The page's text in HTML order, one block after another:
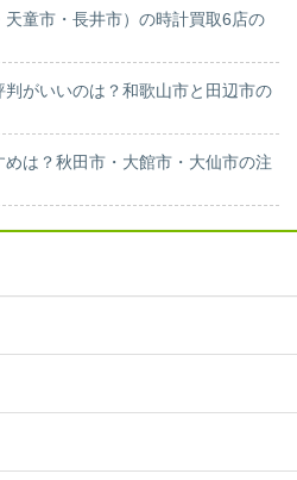
童市・長井市）の時計買取6店の
がいいのは？和歌山市と田辺市の
は？秋田市・大館市・大仙市の注